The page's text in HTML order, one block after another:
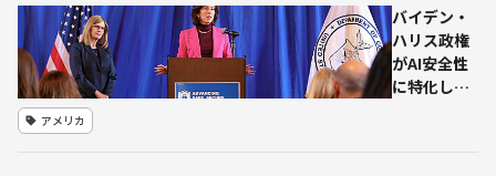
「に
ゃる
ひ
げ」
される
バイデン・
ハリス政権
がAI安全性
に特化した
アメリカ